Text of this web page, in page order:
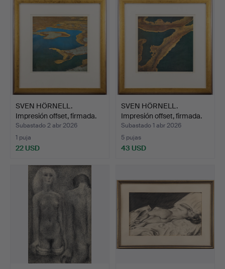
SVEN HÖRNELL.
Impresión offset, firmada.
Subastado 2 abr 2026
1 puja
22 USD
SVEN HÖRNELL.
Impresión offset, firmada.
Subastado 1 abr 2026
5 pujas
43 USD